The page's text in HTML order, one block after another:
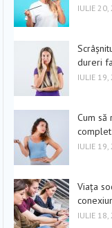
IULIE 20,
dureri
IULIE 19,
Cum
complet
IULIE 19,
Viața
IULIE 18,